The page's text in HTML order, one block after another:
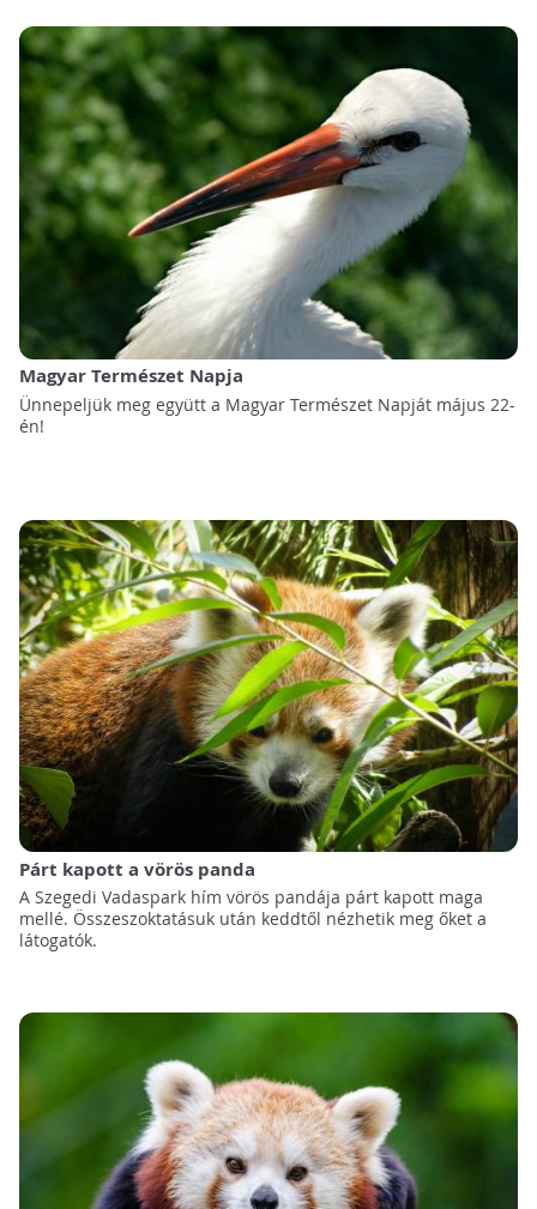
Magyar Természet Napja
Ünnepeljük meg együtt a Magyar Természet Napját május 22-
én!
Párt kapott a vörös panda
A Szegedi Vadaspark hím vörös pandája párt kapott maga
mellé. Összeszoktatásuk után keddtől nézhetik meg őket a
látogatók.